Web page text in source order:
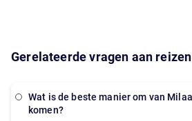
Gerelateerde vragen aan reizen
Wat is de beste manier om van Milaan naar Venetië te
komen?